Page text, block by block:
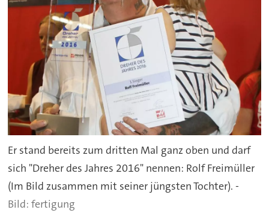
Er stand bereits zum dritten Mal ganz oben und darf
sich "Dreher des Jahres 2016" nennen: Rolf Freimüller
(Im Bild zusammen mit seiner jüngsten Tochter). -
fertigung